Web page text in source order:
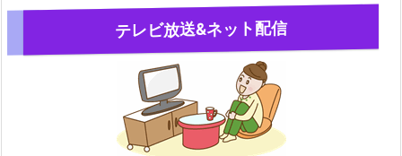
テレビ放送&ネット配信